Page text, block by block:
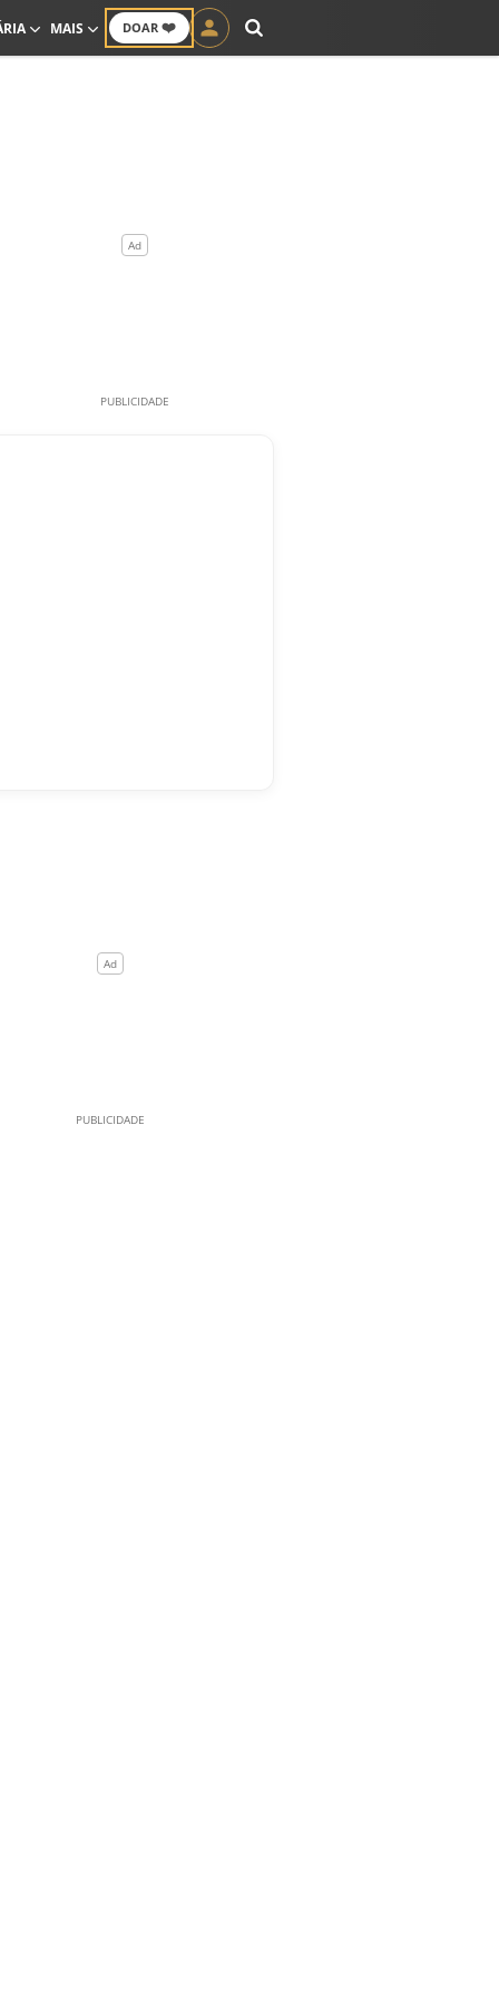
DOAR ❤️
MAIS